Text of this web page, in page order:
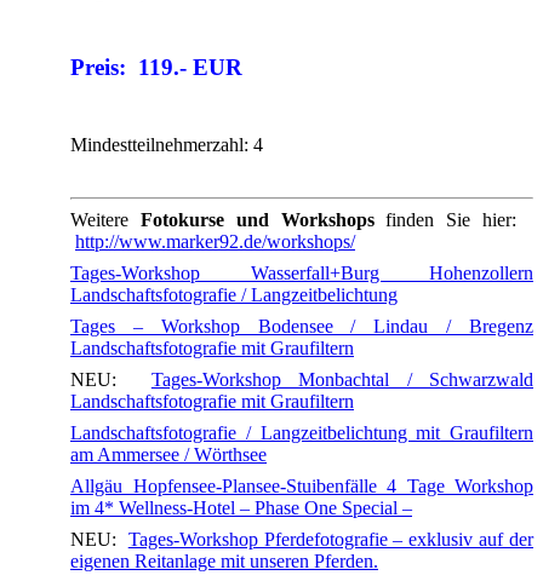
Preis: 119.- EUR
Mindestteilnehmerzahl: 4
Weitere Fotokurse und Workshopsfinden Sie hier:
http://www.marker92.de/workshops/
Tages-Workshop Wasserfall+Burg Hohenzollern
Landschaftsfotografie / Langzeitbelichtung
Tages – Workshop Bodensee / Lindau / Bregenz
Landschaftsfotografie mit Graufiltern
NEU: Tages-Workshop Monbachtal / Schwarzwald
Landschaftsfotografie mit Graufiltern
Landschaftsfotografie / Langzeitbelichtung mit Graufiltern
am Ammersee / Wörthsee
Allgäu Hopfensee-Plansee-Stuibenfälle 4 Tage Workshop
im 4* Wellness-Hotel – Phase One Special –
NEU: Tages-Workshop Pferdefotografie – exklusiv auf der
eigenen Reitanlage mit unseren Pferden.